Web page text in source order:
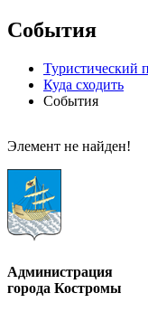
События
Туристический
Куда сходить
События
Элемент не найден!
Администрация
города Костромы